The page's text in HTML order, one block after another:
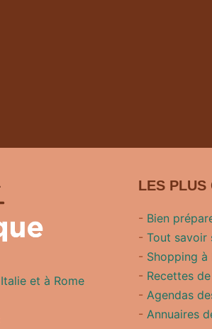
et à Rome
LES PLUS
- Bien
- Tout savoir
- Shopping à
- Recettes
- Agendas
- Annuaires